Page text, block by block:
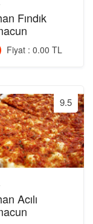
Fındık
Fiyat : 0.00 TL
9.5
Acılı